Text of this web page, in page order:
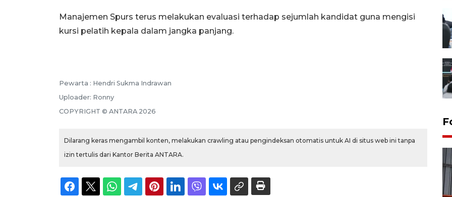
Manajemen Spurs terus melakukan evaluasi terhadap sejumlah kandidat guna mengisi
kursi pelatih kepala dalam jangka panjang.
Pewarta : Hendri Sukma Indrawan
Uploader: Ronny
COPYRIGHT © ANTARA 2026
Dilarang keras mengambil konten, melakukan crawling atau pengindeksan otomatis untuk AI di situs web ini tanpa
izin tertulis dari Kantor Berita ANTARA.